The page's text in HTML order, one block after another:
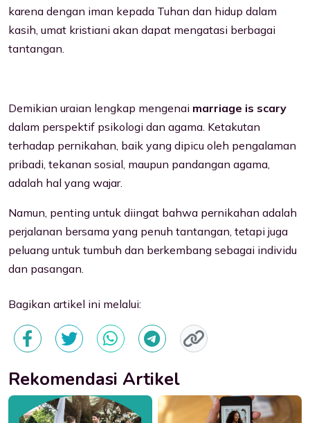
karena dengan iman kepada Tuhan dan hidup dalam
kasih, umat kristiani akan dapat mengatasi berbagai
tantangan.
Demikian uraian lengkap mengenai marriage is scary
dalam perspektif psikologi dan agama. Ketakutan
terhadap pernikahan, baik yang dipicu oleh pengalaman
pribadi, tekanan sosial, maupun pandangan agama,
adalah hal yang wajar.
Namun, penting untuk diingat bahwa pernikahan adalah
perjalanan bersama yang penuh tantangan, tetapi juga
peluang untuk tumbuh dan berkembang sebagai individu
dan pasangan.
Bagikan artikel ini melalui:
Rekomendasi Artikel